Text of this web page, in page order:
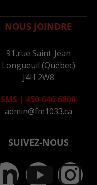
NOUS JOINDRE
91,rue Saint-Jean
Longueuil (Québec)
J4H 2W8
SMS | 450-646-6800
admin@fm1033.ca
SUIVEZ-NOUS